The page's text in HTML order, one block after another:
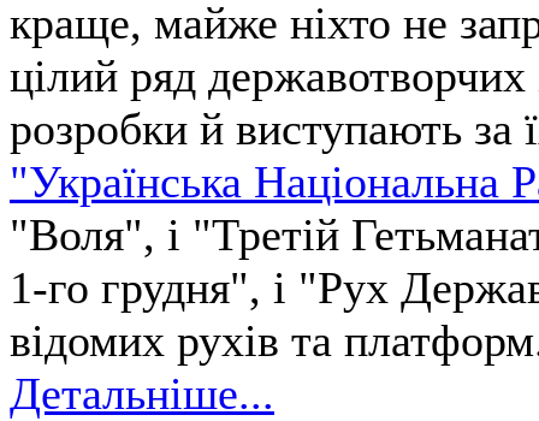
краще, майже ніхто не
цілий ряд державотворчих
розробки й виступають за
"Українська Національна
"Воля", і "Третій
1-го грудня", і "Рух
відомих рухів та
Детальніше...